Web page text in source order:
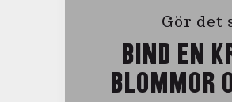
Gör det
BIND EN
BLOMMOR